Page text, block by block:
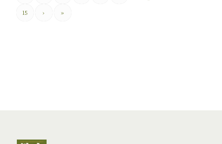
15 › »